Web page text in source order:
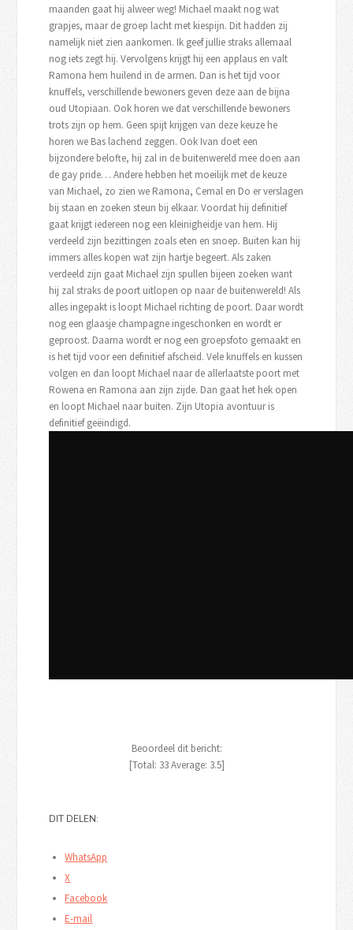
maanden gaat hij alweer weg! Michael maakt nog wat
grapjes, maar de groep lacht met kiespijn. Dit hadden zij
namelijk niet zien aankomen. Ik geef jullie straks allemaal
nog iets zegt hij. Vervolgens krijgt hij een applaus en valt
Ramona hem huilend in de armen. Dan is het tijd voor
knuffels, verschillende bewoners geven deze aan de bijna
oud Utopiaan. Ook horen we dat verschillende bewoners
trots zijn op hem. Geen spijt krijgen van deze keuze he
horen we Bas lachend zeggen. Ook Ivan doet een
bijzondere belofte, hij zal in de buitenwereld mee doen aan
de gay pride… Andere hebben het moeilijk met de keuze
van Michael, zo zien we Ramona, Cemal en Do er verslagen
bij staan en zoeken steun bij elkaar. Voordat hij definitief
gaat krijgt iedereen nog een kleinigheidje van hem. Hij
verdeeld zijn bezittingen zoals eten en snoep. Buiten kan hij
immers alles kopen wat zijn hartje begeert. Als zaken
verdeeld zijn gaat Michael zijn spullen bijeen zoeken want
hij zal straks de poort uitlopen op naar de buitenwereld! Als
alles ingepakt is loopt Michael richting de poort. Daar wordt
nog een glaasje champagne ingeschonken en wordt er
geproost. Daarna wordt er nog een groepsfoto gemaakt en
is het tijd voor een definitief afscheid. Vele knuffels en kussen
volgen en dan loopt Michael naar de allerlaatste poort met
Rowena en Ramona aan zijn zijde. Dan gaat het hek open
en loopt Michael naar buiten. Zijn Utopia avontuur is
definitief geëindigd.
Beoordeel dit bericht:
[Total: 33Average: 3.5]
DIT DELEN:
WhatsApp
X
Facebook
E-mail